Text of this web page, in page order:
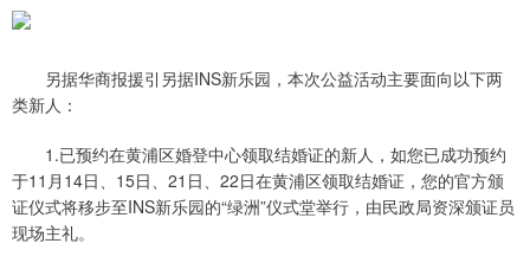
另据华商报援引另据INS新乐园，本次公益活动主要面向以下两
类新人：
1.已预约在黄浦区婚登中心领取结婚证的新人，如您已成功预约
于11月14日、15日、21日、22日在黄浦区领取结婚证，您的官方颁
证仪式将移步至INS新乐园的“绿洲”仪式堂举行，由民政局资深颁证员
现场主礼。